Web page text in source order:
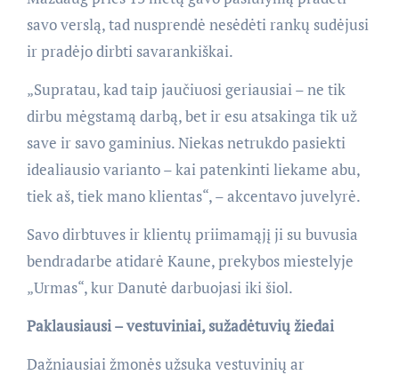
savo verslą, tad nusprendė nesėdėti rankų sudėjusi
ir pradėjo dirbti savarankiškai.
„Supratau, kad taip jaučiuosi geriausiai – ne tik
dirbu mėgstamą darbą, bet ir esu atsakinga tik už
save ir savo gaminius. Niekas netrukdo pasiekti
idealiausio varianto – kai patenkinti liekame abu,
tiek aš, tiek mano klientas“, – akcentavo juvelyrė.
Savo dirbtuves ir klientų priimamąjį ji su buvusia
bendradarbe atidarė Kaune, prekybos miestelyje
„Urmas“, kur Danutė darbuojasi iki šiol.
Paklausiausi – vestuviniai, sužadėtuvių žiedai
Dažniausiai žmonės užsuka vestuvinių ar